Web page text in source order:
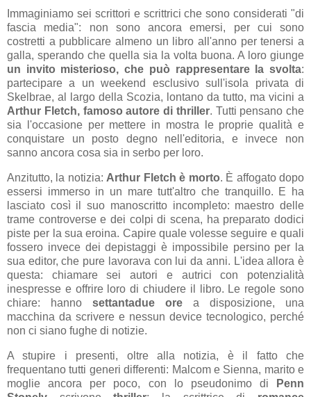
Immaginiamo sei scrittori e scrittrici che sono considerati "di
fascia media": non sono ancora emersi, per cui sono
costretti a pubblicare almeno un libro all'anno per tenersi a
galla, sperando che quella sia la volta buona. A loro giunge
un invito misterioso, che può rappresentare la svolta:
partecipare a un weekend esclusivo sull'isola privata di
Skelbrae, al largo della Scozia, lontano da tutto, ma vicini a
Arthur Fletch, famoso autore di thriller. Tutti pensano che
sia l'occasione per mettere in mostra le proprie qualità e
conquistare un posto degno nell'editoria, e invece non
sanno ancora cosa sia in serbo per loro.
Anzitutto, la notizia: Arthur Fletch è morto. È affogato dopo
essersi immerso in un mare tutt'altro che tranquillo. E ha
lasciato così il suo manoscritto incompleto: maestro delle
trame controverse e dei colpi di scena, ha preparato dodici
piste per la sua eroina. Capire quale volesse seguire e quali
fossero invece dei depistaggi è impossibile persino per la
sua editor, che pure lavorava con lui da anni. L'idea allora è
questa: chiamare sei autori e autrici con potenzialità
inespresse e offrire loro di chiudere il libro. Le regole sono
chiare: hanno settantadue ore a disposizione, una
macchina da scrivere e nessun device tecnologico, perché
non ci siano fughe di notizie.
A stupire i presenti, oltre alla notizia, è il fatto che
frequentano tutti generi differenti: Malcom e Sienna, marito e
moglie ancora per poco, con lo pseudonimo di
Penn